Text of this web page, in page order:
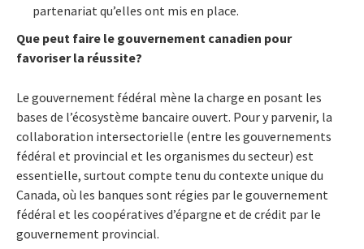
partenariat qu’elles ont mis en place.
Que peut faire le gouvernement canadien pour
favoriser la réussite?
Le gouvernement fédéral mène la charge en posant les
bases de l’écosystème bancaire ouvert. Pour y parvenir, la
collaboration intersectorielle (entre les gouvernements
fédéral et provincial et les organismes du secteur) est
essentielle, surtout compte tenu du contexte unique du
Canada, où les banques sont régies par le gouvernement
fédéral et les coopératives d’épargne et de crédit par le
gouvernement provincial.